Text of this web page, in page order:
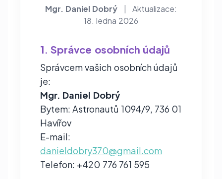
Mgr. Daniel Dobrý
Aktualizace:
18. ledna 2026
1. Správce osobních údajů
Správcem vašich osobních údajů
je:
Mgr. Daniel Dobrý
Bytem: Astronautů 1094/9, 736 01
Havířov
E-mail:
danieldobry370@gmail.com
Telefon: +420 776 761 595